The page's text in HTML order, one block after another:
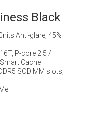
Black
Anti-glare, 45%
P-core 2.5 /
Cache
SODIMM slots,